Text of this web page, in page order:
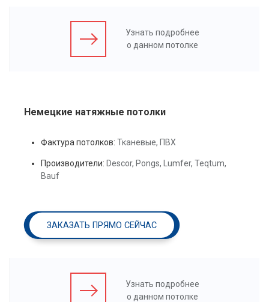
Узнать подробнее
о данном потолке
Немецкие натяжные потолки
Фактура потолков: Тканевые, ПВХ
Производители: Descor, Pongs, Lumfer, Teqtum,
Bauf
ЗАКАЗАТЬ ПРЯМО СЕЙЧАС
Узнать подробнее
о данном потолке